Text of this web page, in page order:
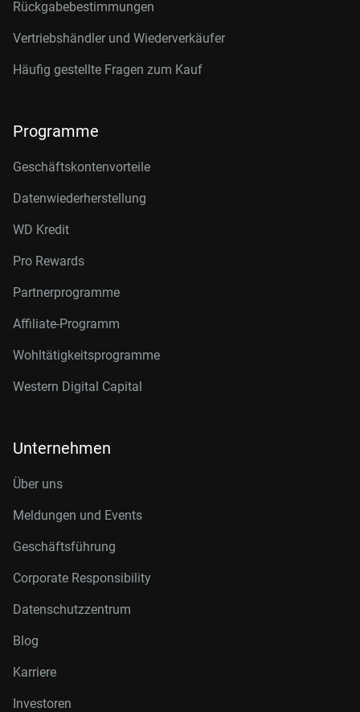
Rückgabebestimmungen
Vertriebshändler und Wiederverkäufer
Häufig gestellte Fragen zum Kauf
Programme
Geschäftskontenvorteile
Datenwiederherstellung
WD Kredit
Pro Rewards
Partnerprogramme
Affiliate-Programm
Wohltätigkeitsprogramme
Western Digital Capital
Unternehmen
Über uns
Meldungen und Events
Geschäftsführung
Corporate Responsibility
Datenschutzzentrum
Blog
Karriere
Investoren